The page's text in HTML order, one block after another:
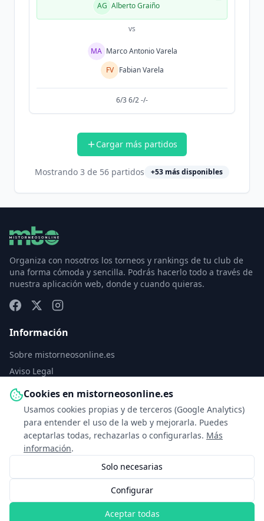
Cookies en mistorneosonline.es
Usamos cookies propias y de terceros (Google Analytics)
para entender el uso de la web y mejorarla. Puedes
aceptarlas todas, rechazarlas o configurarlas. Más
información.
Solo necesarias
Configurar
Aceptar todas
AG Alberto Graiño
vs
MA Marco Antonio Varela
FV
Fabian Varela
6/3 6/2 -/-
Cargar más partidos
Mostrando 3 de 56 partidos +53 más disponibles
Organiza con nosotros los torneos y rankings de tu club de
una forma cómoda y sencilla. Podrás hacerlo todo a través de
nuestra aplicación web, donde y cuando quieras.
Información
Sobre mistorneosonline.es
Aviso Legal
Política de Privacidad
Política de Cookies
Configurar cookies
Contacto
info@mistorneosonline.es
© 2026 Copyright: mistorneosonline.es